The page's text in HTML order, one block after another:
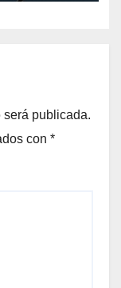
será publicada.
con *